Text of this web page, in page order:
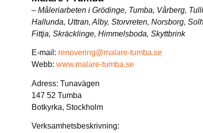
– Måleriarbeten i Grödinge, Tumba, Vårberg,
Hallunda, Uttran, Alby, Storvreten, Norsborg,
Fittja, Skräcklinge, Himmelsboda, Skyttbrink
E-mail: renovering@malare-tumba.se
Webb: www.malare-tumba.se
Adress: Tunavägen
147 52 Tumba
Botkyrka, Stockholm
Verksamhetsbeskrivning: